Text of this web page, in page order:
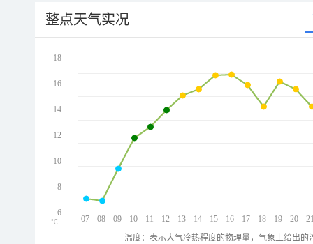
整点天气实况
07 08 09 10 11 12 13 14 15 16 17 18 19 20
18
16
14
12
10
8
6
℃
温度：表示大气冷热程度的物理量，气象上给出